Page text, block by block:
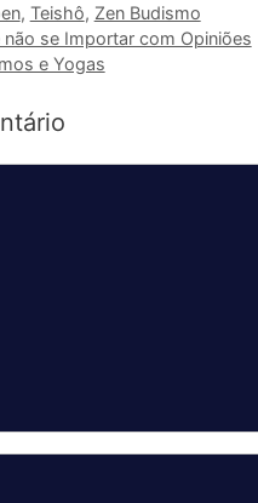
, Teishô, Zen Budismo
se Importar com Opiniões
e Yogas